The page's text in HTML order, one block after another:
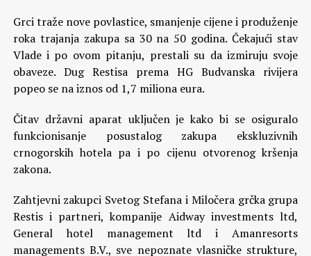
Grci traže nove povlastice, smanjenje cijene i produženje
roka trajanja zakupa sa 30 na 50 godina. Čekajući stav
Vlade i po ovom pitanju, prestali su da izmiruju svoje
obaveze. Dug Restisa prema HG Budvanska rivijera
popeo se na iznos od 1,7 miliona eura.
Čitav državni aparat uključen je kako bi se osiguralo
funkcionisanje posustalog zakupa ekskluzivnih
crnogorskih hotela pa i po cijenu otvorenog kršenja
zakona.
Zahtjevni zakupci Svetog Stefana i Miločera grčka grupa
Restis i partneri, kompanije Aidway investments ltd,
General hotel management ltd i Amanresorts
managements B.V., sve nepoznate vlasničke strukture,